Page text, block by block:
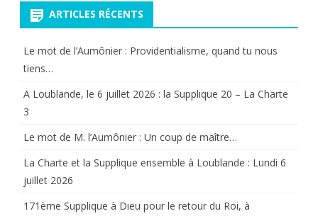
Marie,
Mère
ARTICLES RÉCENTS
Le mot de l’Aumônier : Providentialisme, quand tu nous
tiens…
A Loublande, le 6 juillet 2026 : la Supplique 20 – La Charte
3
Le mot de M. l’Aumônier : Un coup de maître…
La Charte et la Supplique ensemble à Loublande : Lundi 6
juillet 2026
171ème Supplique à Dieu pour le retour du Roi, à